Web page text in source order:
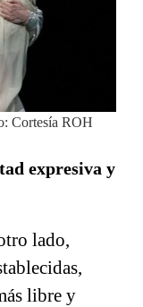
Cortesía ROH
expresiva y
lado,
libre y